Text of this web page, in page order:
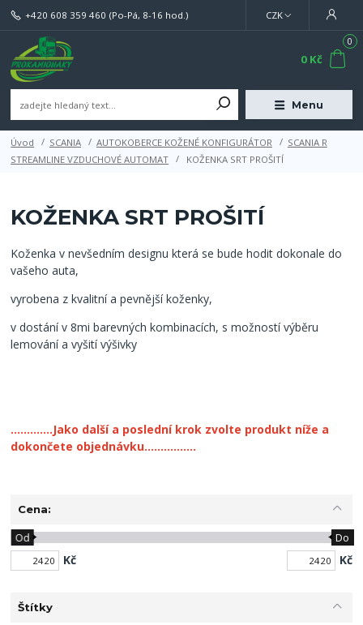
Menu
CZK
+420 608 359 460 (Po-Pá, 8-16 hod.)
0
0 Kč
Úvod SCANIA AUTOKOBERCE KOŽENÉ KONFIGURÁTOR
SCANIA R
STREAMLINE VZDUCHOVÉ AUTOMAT
KOŽENKA SRT PROŠITÍ
KOŽENKA SRT PROŠITÍ
Koženka v nevšedním designu která se bude hodit dokonale do
vašeho auta,
vyrobena z kvalitní a pevnější koženky,
v dostání v 8mi barevných kombinacích, s možností výběru
lemování a vyšití výšivky
.............Jako další a poslední krok zvolte produkt níže a
dokončete objednávku................
Cena:
Kč
Od Do
Kč
Štítky